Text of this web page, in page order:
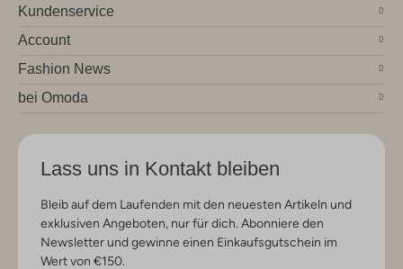
Kundenservice
Account
Fashion News
bei Omoda
Lass uns in Kontakt bleiben
Bleib auf dem Laufenden mit den neuesten Artikeln und
exklusiven Angeboten, nur für dich. Abonniere den
Newsletter und gewinne einen Einkaufsgutschein im
Wert von €150.